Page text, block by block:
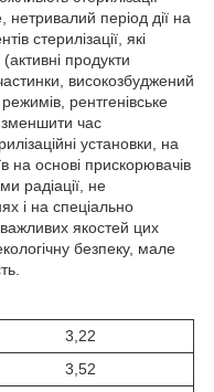
нетривалий період дії на
стерилізації, які
продукти
високозбуджений
рентгенівське
зменшити час
установки, на
на основі прискорювачів
радіації, не
і на спеціально
якостей цих
безпеку, мале
3,22
3,52